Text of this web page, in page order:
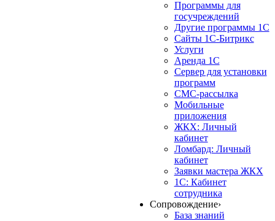
Программы для
госучреждений
Другие программы 1С
Сайты 1С-Битрикс
Услуги
Аренда 1С
Сервер для установки
программ
СМС-рассылка
Мобильные
приложения
ЖКХ: Личный
кабинет
Ломбард: Личный
кабинет
Заявки мастера ЖКХ
1С: Кабинет
сотрудника
Сопровождение›
База знаний